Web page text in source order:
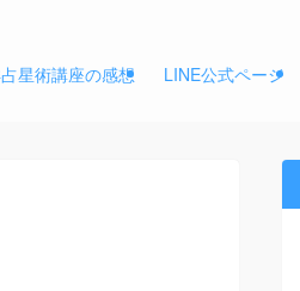
星術講座の感想 LINE公式ページ